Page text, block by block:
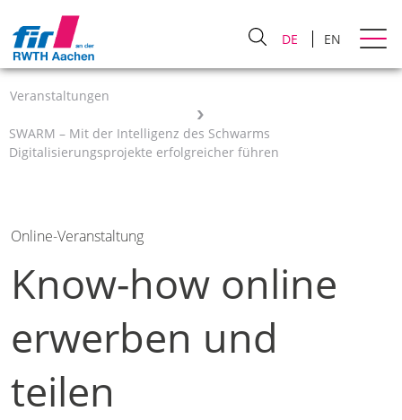
DE EN
Veranstaltungen
SWARM – Mit der Intelligenz des Schwarms
Digitalisierungsprojekte erfolgreicher führen
Online-Veranstaltung
Know-how online
erwerben und
teilen